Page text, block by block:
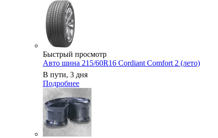
Быстрый просмотр
Авто шина 215/60R16 Cordiant Comfort 2 (лето)
В пути, 3 дня
Подробнее